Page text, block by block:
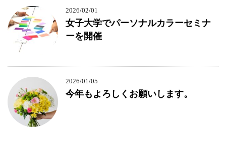
2026/02/01
女子大学でパーソナルカラーセミナ
ーを開催
2026/01/05
今年もよろしくお願いします。